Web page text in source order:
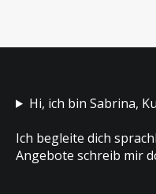
Hi, ich bin Sabrina,
Ich begleite dich
Angebote schreib mir